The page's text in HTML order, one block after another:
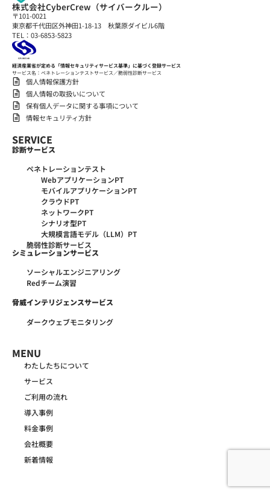
株式会社CyberCrew（サイバークルー）
〒101-0021
東京都千代田区外神田1-18-13 秋葉原ダイビル6階
TEL：03-6853-5823
経済産業省が定める「情報セキュリティサービス基準」に基づく登録サービス
サービス名：ペネトレーションテストサービス／脆弱性診断サービス
個人情報保護方針
個人情報の取扱いについて
保有個人データに関する事項について
情報セキュリティ方針
SERVICE
診断サービス
ペネトレーションテスト
WebアプリケーションPT
モバイルアプリケーションPT
クラウドPT
ネットワークPT
シナリオ型PT
大規模言語モデル（LLM）PT
脆弱性診断サービス
シミュレーションサービス
ソーシャルエンジニアリング
Redチーム演習
脅威インテリジェンスサービス
ダークウェブモニタリング
MENU
わたしたちについて
サービス
ご利用の流れ
導入事例
料金事例
会社概要
新着情報